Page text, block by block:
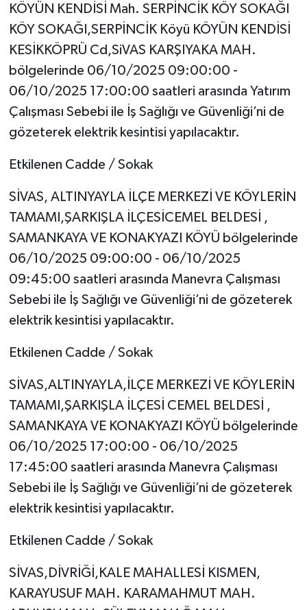
KÖYÜN KENDİSİ Mah. SERPİNCİK KÖY SOKAĞI
KÖY SOKAĞI,SERPİNCİK Köyü KÖYÜN KENDİSİ
KESİKKÖPRÜ Cd,SiVAS KARŞIYAKA MAH.
bölgelerinde 06/10/2025 09:00:00 -
06/10/2025 17:00:00 saatleri arasında Yatırım
Çalışması Sebebi ile İş Sağlığı ve Güvenliği’ni de
gözeterek elektrik kesintisi yapılacaktır.
Etkilenen Cadde / Sokak
SİVAS, ALTINYAYLA İLÇE MERKEZİ VE KÖYLERİN
TAMAMI,ŞARKIŞLA İLÇESİCEMEL BELDESİ ,
SAMANKAYA VE KONAKYAZI KÖYÜ bölgelerinde
06/10/2025 09:00:00 - 06/10/2025
09:45:00 saatleri arasında Manevra Çalışması
Sebebi ile İş Sağlığı ve Güvenliği’ni de gözeterek
elektrik kesintisi yapılacaktır.
Etkilenen Cadde / Sokak
SİVAS,ALTINYAYLA,İLÇE MERKEZİ VE KÖYLERİN
TAMAMI,ŞARKIŞLA İLÇESİ CEMEL BELDESİ ,
SAMANKAYA VE KONAKYAZI KÖYÜ bölgelerinde
06/10/2025 17:00:00 - 06/10/2025
17:45:00 saatleri arasında Manevra Çalışması
Sebebi ile İş Sağlığı ve Güvenliği’ni de gözeterek
elektrik kesintisi yapılacaktır.
Etkilenen Cadde / Sokak
SİVAS,DİVRİĞİ,KALE MAHALLESİ KISMEN,
KARAYUSUF MAH. KARAMAHMUT MAH.